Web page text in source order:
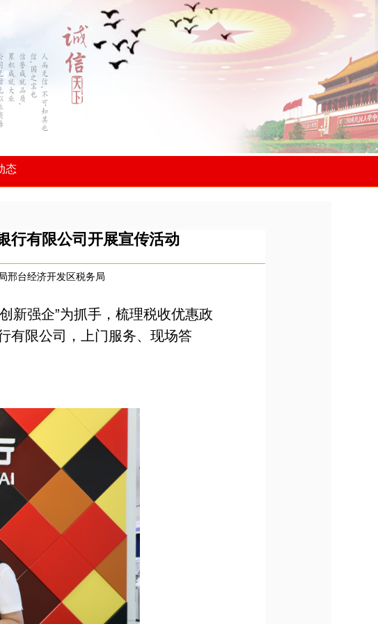
态
行有限公司开展宣传活动
邢台经济开发区税务局
新强企”为抓手，梳理税收优惠政
有限公司，上门服务、现场答